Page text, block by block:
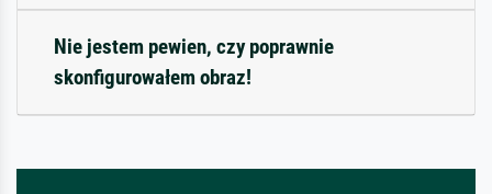
Nie jestem pewien, czy poprawnie
skonfigurowałem obraz!